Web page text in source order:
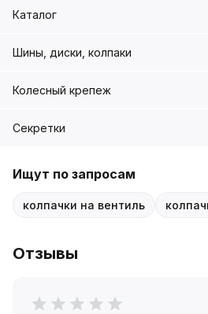
Каталог
Шины, диски, колпаки
Колесный крепеж
Секретки
Ищут по запросам
колпачки на вентиль
Отзывы